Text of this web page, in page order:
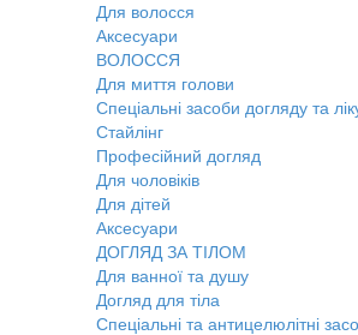
Для волосся
Аксесуари
ВОЛОССЯ
Для миття голови
Спеціальні засоби догляду та
Стайлінг
Професійний догляд
Для чоловіків
Для дітей
Аксесуари
ДОГЛЯД ЗА ТІЛОМ
Для ванної та душу
Догляд для тіла
Спеціальні та антицелюлітні